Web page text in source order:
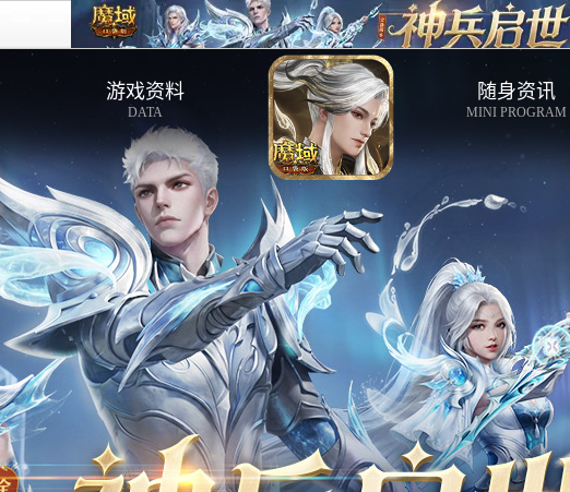
游戏资料
DATA
随身资讯
MINI PROGRAM